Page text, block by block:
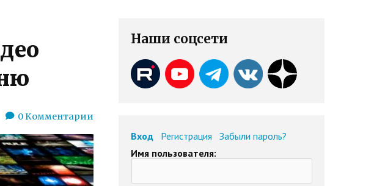
0Комментарии
Наши соцсети
Вход Регистрация
Забыли пароль?
Имя пользователя: